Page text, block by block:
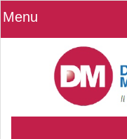
Menu